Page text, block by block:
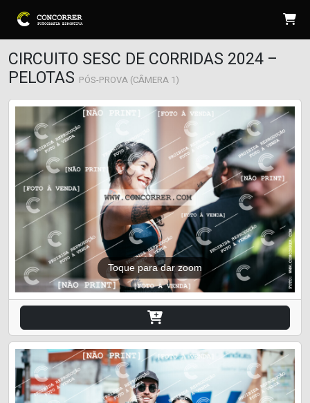
CIRCUITO SESC DE CORRIDAS 2024 –
PELOTAS PÓS-PROVA (CÂMERA 1)
Toque para dar zoom